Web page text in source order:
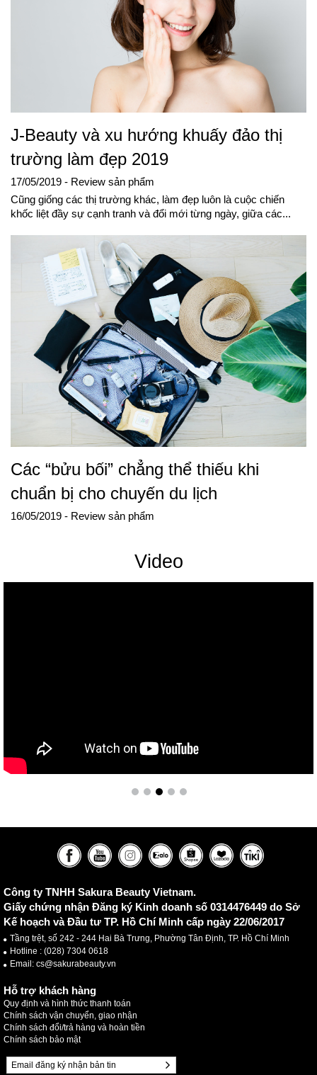
J-Beauty và xu hướng khuấy đảo thị
trường làm đẹp 2019
17/05/2019 - Review sản phẩm
Cũng giống các thị trường khác, làm đẹp luôn là cuộc chiến
khốc liệt đầy sự cạnh tranh và đổi mới từng ngày, giữa các...
Các “bửu bối” chẳng thể thiếu khi
chuẩn bị cho chuyến du lịch
16/05/2019 - Review sản phẩm
Video
Công ty TNHH Sakura Beauty Vietnam.
Giấy chứng nhận Đăng ký Kinh doanh số 0314476449 do Sở
Kế hoạch và Đầu tư TP. Hồ Chí Minh cấp ngày 22/06/2017
Tầng trệt, số 242 - 244 Hai Bà Trưng, Phường Tân Định, TP. Hồ Chí Minh
Hotline : (028) 7304 0618
Email: cs@sakurabeauty.vn
Hỗ trợ khách hàng
Quy định và hình thức thanh toán
Chính sách vận chuyển, giao nhận
Chính sách đổi/trả hàng và hoàn tiền
Chính sách bảo mật